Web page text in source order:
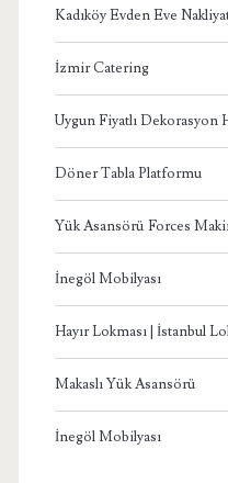
Kadıköy Evden Eve
İzmir Catering
Uygun Fiyatlı Dekorasyon
Döner Tabla Platformu
Yük Asansörü Forces
İnegöl Mobilyası
Hayır Lokması | İstanbul
Makaslı Yük Asansörü
İnegöl Mobilyası